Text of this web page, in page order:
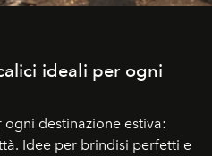
ideali per ogni
destinazione estiva:
Idee per brindisi perfetti e